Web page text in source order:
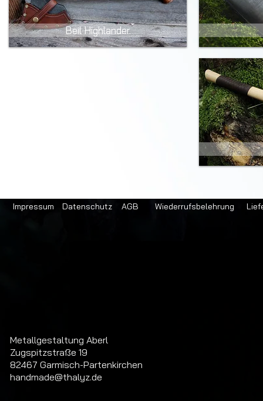
Beil Highlander
Impressum Datenschutz AGB Wiederrufsbelehrung
Metallgestaltung Aberl
Zugspitzstraße 19
82467 Garmisch-Partenkirchen
handmade@thalyz.de